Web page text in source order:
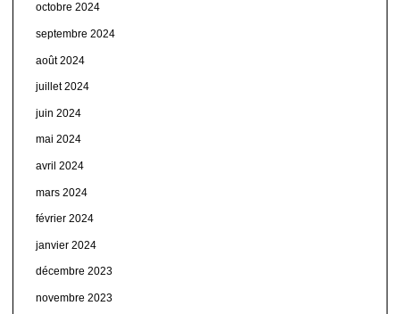
octobre 2024
septembre 2024
août 2024
juillet 2024
juin 2024
mai 2024
avril 2024
mars 2024
février 2024
janvier 2024
décembre 2023
novembre 2023